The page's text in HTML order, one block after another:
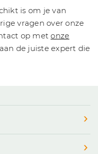
is om je van
vragen over onze
op metonze
de juiste expert die